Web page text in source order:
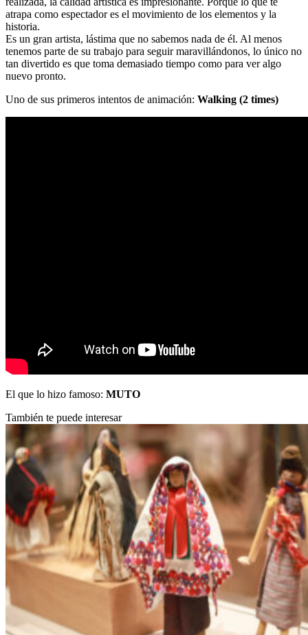
atrapa como espectador es el movimiento de los elementos y la
historia.
Es un gran artista, lástima que no sabemos nada de él. Al menos
tenemos parte de su trabajo para seguir maravillándonos, lo único no
tan divertido es que toma demasiado tiempo como para ver algo
nuevo pronto.
Uno de sus primeros intentos de animación: Walking (2 times)
El que lo hizo famoso: MUTO
También te puede interesar